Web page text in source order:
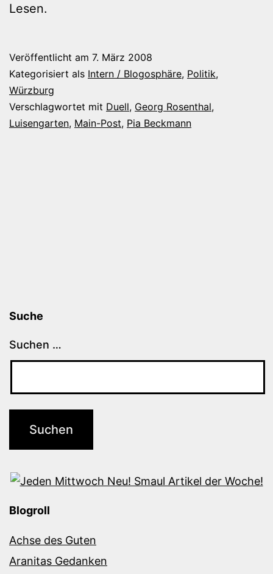
Lesen.
Veröffentlicht am 7. März 2008
Kategorisiert als Intern / Blogosphäre, Politik,
Würzburg
Verschlagwortet mit Duell, Georg Rosenthal,
Luisengarten, Main-Post, Pia Beckmann
Suche
Suchen …
Blogroll
Achse des Guten
Aranitas Gedanken